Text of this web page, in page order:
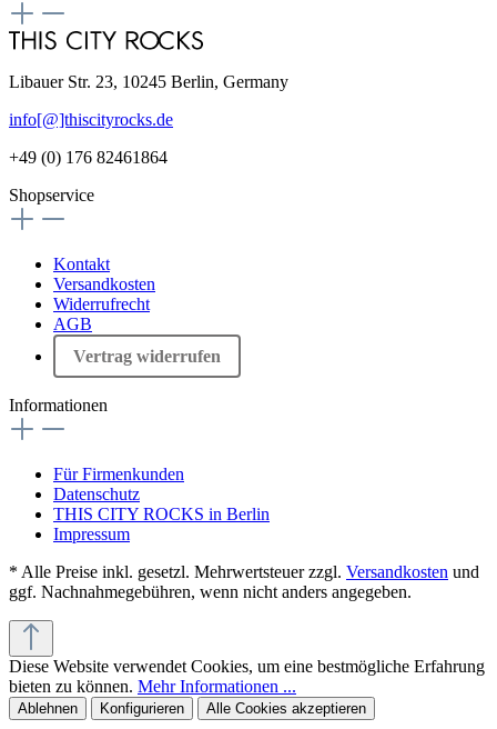
Libauer Str. 23, 10245 Berlin, Germany
info[@]thiscityrocks.de
+49 (0) 176 82461864
Shopservice
Kontakt
Versandkosten
Widerrufrecht
AGB
Vertrag widerrufen
Informationen
Für Firmenkunden
Datenschutz
THIS CITY ROCKS in Berlin
Impressum
* Alle Preise inkl. gesetzl. Mehrwertsteuer zzgl. Versandkosten und
ggf. Nachnahmegebühren, wenn nicht anders angegeben.
Diese Website verwendet Cookies, um eine bestmögliche Erfahrung
bieten zu können. Mehr Informationen ...
Ablehnen Konfigurieren Alle Cookies akzeptieren